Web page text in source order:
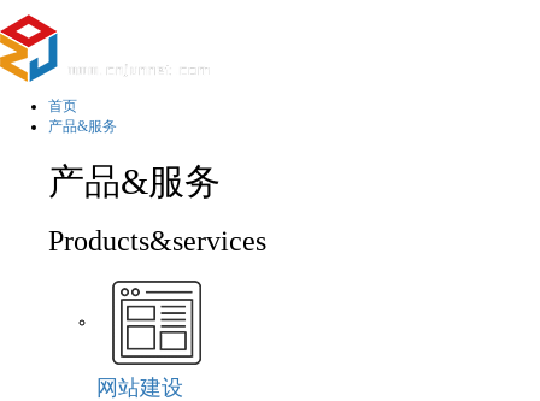
首页
产品&服务
产品&服务
Products&services
网站建设